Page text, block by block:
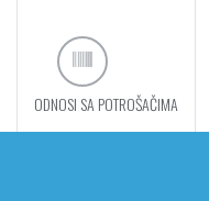
ODNOSI SA POTROŠAČIMA